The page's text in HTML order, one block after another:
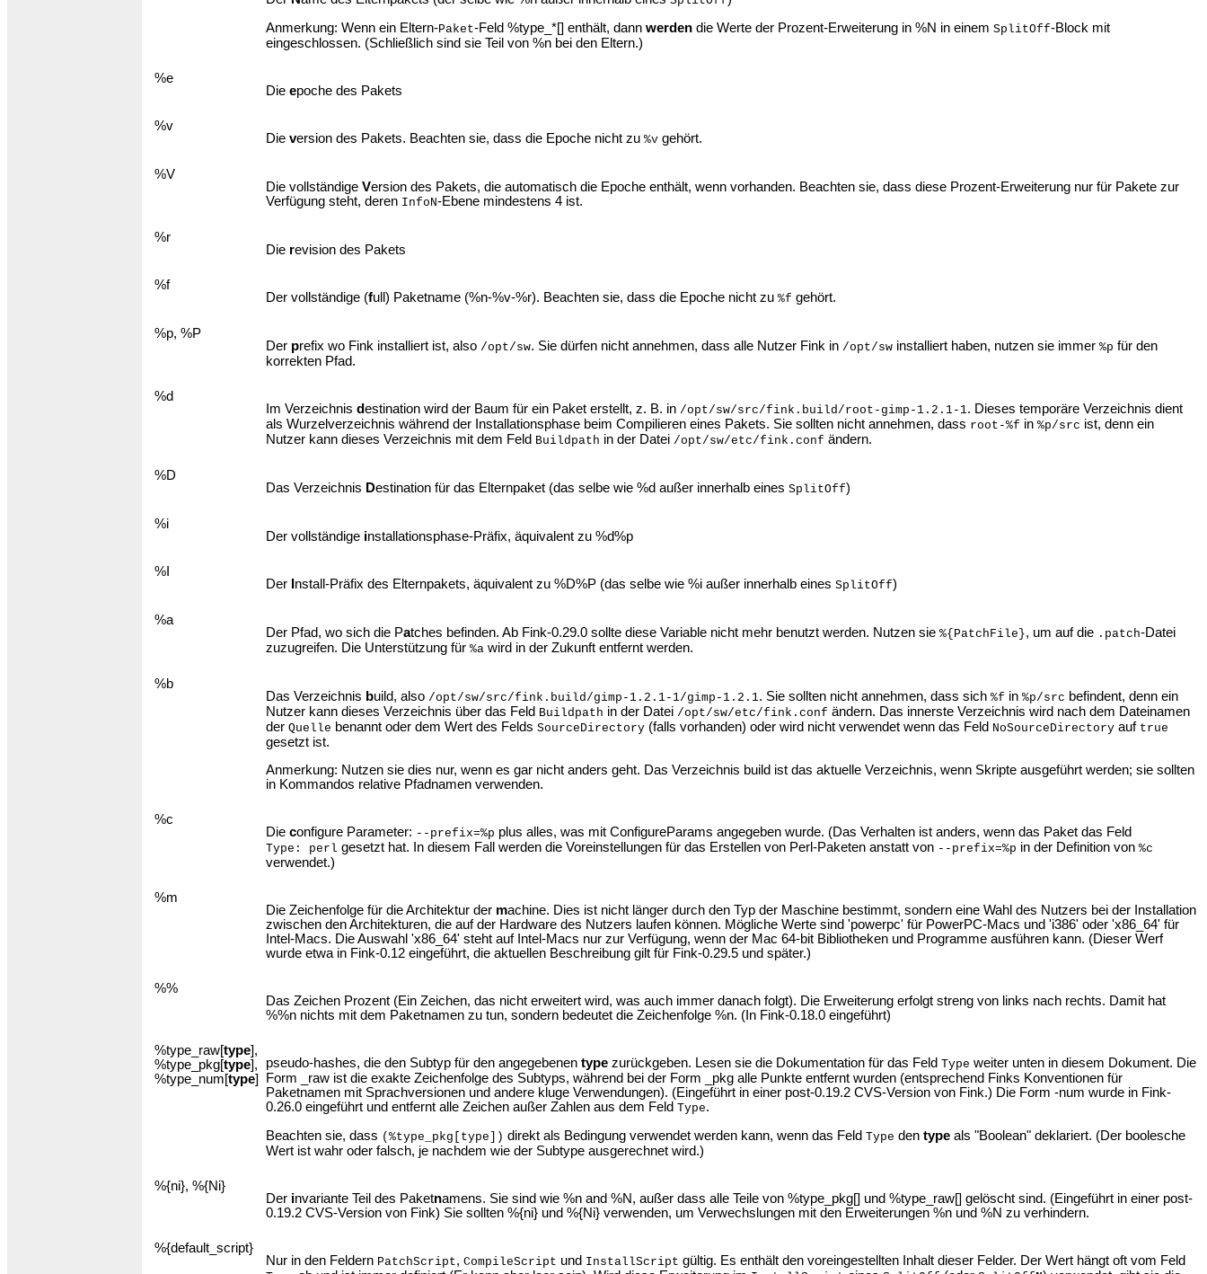
Anmerkung: Wenn ein Eltern-Paket-Feld %type_*[] enthält, dann werden die Werte der Prozent-Erweiterung in %N in einem SplitOff-Block mit
eingeschlossen. (Schließlich sind sie Teil von %n bei den Eltern.)
%e
Die epoche des Pakets
%v
Die version des Pakets. Beachten sie, dass die Epoche nicht zu %v gehört.
%V
Die vollständige Version des Pakets, die automatisch die Epoche enthält, wenn vorhanden. Beachten sie, dass diese Prozent-Erweiterung nur für Pakete zur
Verfügung steht, deren InfoN-Ebene mindestens 4 ist.
%r
Die revision des Pakets
%f
Der vollständige (full) Paketname (%n-%v-%r). Beachten sie, dass die Epoche nicht zu %f gehört.
%p, %P
Der prefix wo Fink installiert ist, also /opt/sw. Sie dürfen nicht annehmen, dass alle Nutzer Fink in /opt/sw installiert haben, nutzen sie immer %p für den
korrekten Pfad.
%d
Im Verzeichnis destination wird der Baum für ein Paket erstellt, z. B. in /opt/sw/src/fink.build/root-gimp-1.2.1-1. Dieses temporäre Verzeichnis dient
als Wurzelverzeichnis während der Installationsphase beim Compilieren eines Pakets. Sie sollten nicht annehmen, dass root-%f in %p/src ist, denn ein
Nutzer kann dieses Verzeichnis mit dem Feld Buildpath in der Datei /opt/sw/etc/fink.conf ändern.
%D
Das Verzeichnis Destination für das Elternpaket (das selbe wie %d außer innerhalb eines SplitOff)
%i
Der vollständige installationsphase-Präfix, äquivalent zu %d%p
%I
Der nstall-Präfix des Elternpakets, äquivalent zu %D%P (das selbe wie %i außer innerhalb eines SplitOff)
%a
Der Pfad, wo sich die Patches befinden. Ab Fink-0.29.0 sollte diese Variable nicht mehr benutzt werden. Nutzen sie %{PatchFile}, um auf die .patch-Datei
zuzugreifen. Die Unterstützung für %a wird in der Zukunft entfernt werden.
%b
Das Verzeichnis build, also /opt/sw/src/fink.build/gimp-1.2.1-1/gimp-1.2.1. Sie sollten nicht annehmen, dass sich %f in %p/src befindent, denn ein
Nutzer kann dieses Verzeichnis über das Feld Buildpath in der Datei /opt/sw/etc/fink.conf ändern. Das innerste Verzeichnis wird nach dem Dateinamen
der Quelle benannt oder dem Wert des Felds SourceDirectory (falls vorhanden) oder wird nicht verwendet wenn das Feld NoSourceDirectory auf true
gesetzt ist.
Anmerkung: Nutzen sie dies nur, wenn es gar nicht anders geht. Das Verzeichnis build ist das aktuelle Verzeichnis, wenn Skripte ausgeführt werden; sie sollten
in Kommandos relative Pfadnamen verwenden.
%c
Die configure Parameter: --prefix=%p plus alles, was mit ConfigureParams angegeben wurde. (Das Verhalten ist anders, wenn das Paket das Feld
Type: perl gesetzt hat. In diesem Fall werden die Voreinstellungen für das Erstellen von Perl-Paketen anstatt von --prefix=%p in der Definition von %c
verwendet.)
%m
Die Zeichenfolge für die Architektur der machine. Dies ist nicht länger durch den Typ der Maschine bestimmt, sondern eine Wahl des Nutzers bei der Installation
zwischen den Architekturen, die auf der Hardware des Nutzers laufen können. Mögliche Werte sind 'powerpc' für PowerPC-Macs und 'i386' oder 'x86_64' für
Intel-Macs. Die Auswahl 'x86_64' steht auf Intel-Macs nur zur Verfügung, wenn der Mac 64-bit Bibliotheken und Programme ausführen kann. (Dieser Werf
wurde etwa in Fink-0.12 eingeführt, die aktuellen Beschreibung gilt für Fink-0.29.5 und später.)
%%
Das Zeichen Prozent (Ein Zeichen, das nicht erweitert wird, was auch immer danach folgt). Die Erweiterung erfolgt streng von links nach rechts. Damit hat
%%n nichts mit dem Paketnamen zu tun, sondern bedeutet die Zeichenfolge %n. (In Fink-0.18.0 eingeführt)
%type_raw[type],
%type_pkg[type],
%type_num[type]
pseudo-hashes, die den Subtyp für den angegebenen type zurückgeben. Lesen sie die Dokumentation für das Feld Type weiter unten in diesem Dokument. Die
Form _raw ist die exakte Zeichenfolge des Subtyps, während bei der Form _pkg alle Punkte entfernt wurden (entsprechend Finks Konventionen für
Paketnamen mit Sprachversionen und andere kluge Verwendungen). (Eingeführt in einer post-0.19.2 CVS-Version von Fink.) Die Form -num wurde in Fink-
0.26.0 eingeführt und entfernt alle Zeichen außer Zahlen aus dem Feld Type.
Beachten sie, dass (%type_pkg[type]) direkt als Bedingung verwendet werden kann, wenn das Feld Type den type als "Boolean" deklariert. (Der boolesche
Wert ist wahr oder falsch, je nachdem wie der Subtype ausgerechnet wird.)
%{ni}, %{Ni}
Der invariante Teil des Paketnamens. Sie sind wie %n and %N, außer dass alle Teile von %type_pkg[] und %type_raw[] gelöscht sind. (Eingeführt in einer post-
0.19.2 CVS-Version von Fink) Sie sollten %{ni} und %{Ni} verwenden, um Verwechslungen mit den Erweiterungen %n und %N zu verhindern.
%{default_script}
Nur in den Feldern PatchScript, CompileScript und InstallScript gültig. Es enthält den voreingestellten Inhalt dieser Felder. Der Wert hängt oft vom Feld